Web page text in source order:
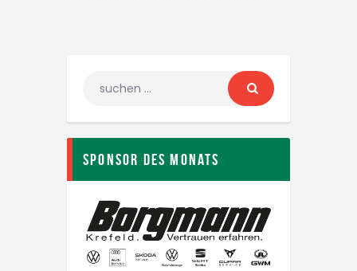
Sponsor des Monats